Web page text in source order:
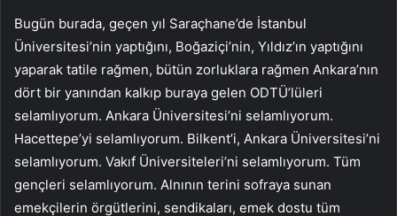
Bugün burada, geçen yıl Saraçhane’de İstanbul
Üniversitesi’nin yaptığını, Boğaziçi’nin, Yıldız’ın yaptığını
yaparak tatile rağmen, bütün zorluklara rağmen Ankara’nın
dört bir yanından kalkıp buraya gelen ODTÜ’lüleri
selamlıyorum. Ankara Üniversitesi’ni selamlıyorum.
Hacettepe’yi selamlıyorum. Bilkent’i, Ankara Üniversitesi’ni
selamlıyorum. Vakıf Üniversiteleri’ni selamlıyorum. Tüm
gençleri selamlıyorum. Alnının terini sofraya sunan
emekçilerin örgütlerini, sendikaları, emek dostu tüm